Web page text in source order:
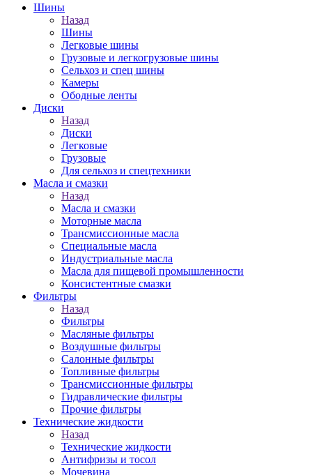
Шины
Назад
Шины
Легковые шины
Грузовые и легкогрузовые шины
Сельхоз и спец шины
Камеры
Ободные ленты
Диски
Назад
Диски
Легковые
Грузовые
Для сельхоз и спецтехники
Масла и смазки
Назад
Масла и смазки
Моторные масла
Трансмиссионные масла
Специальные масла
Индустриальные масла
Масла для пищевой промышленности
Консистентные смазки
Фильтры
Назад
Фильтры
Масляные фильтры
Воздушные фильтры
Салонные фильтры
Топливные фильтры
Трансмиссионные фильтры
Гидравлические фильтры
Прочие фильтры
Технические жидкости
Назад
Технические жидкости
Антифризы и тосол
Мочевина